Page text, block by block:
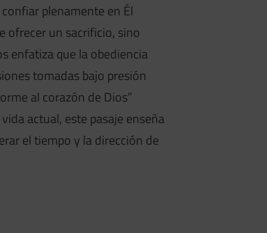
plenamente en Él
ofrecer un sacrificio, sino
enfatiza que la obediencia
tomadas bajo presión
al corazón de Dios”
actual, este pasaje enseña
el tiempo y la dirección de